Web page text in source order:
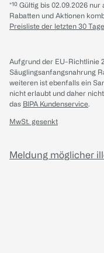
*¹⁰ Gültig bis 02.09.2026
Rabatten und Aktionen
Preisliste der letzten 30 Tage
Aufgrund der EU-Richtlinie
Säuglingsanfangsnahrung
weiteren ist ebenfalls ein
nicht erlaubt und daher
das BIPA Kundenservice.
MwSt. gesenkt
Meldung möglicher